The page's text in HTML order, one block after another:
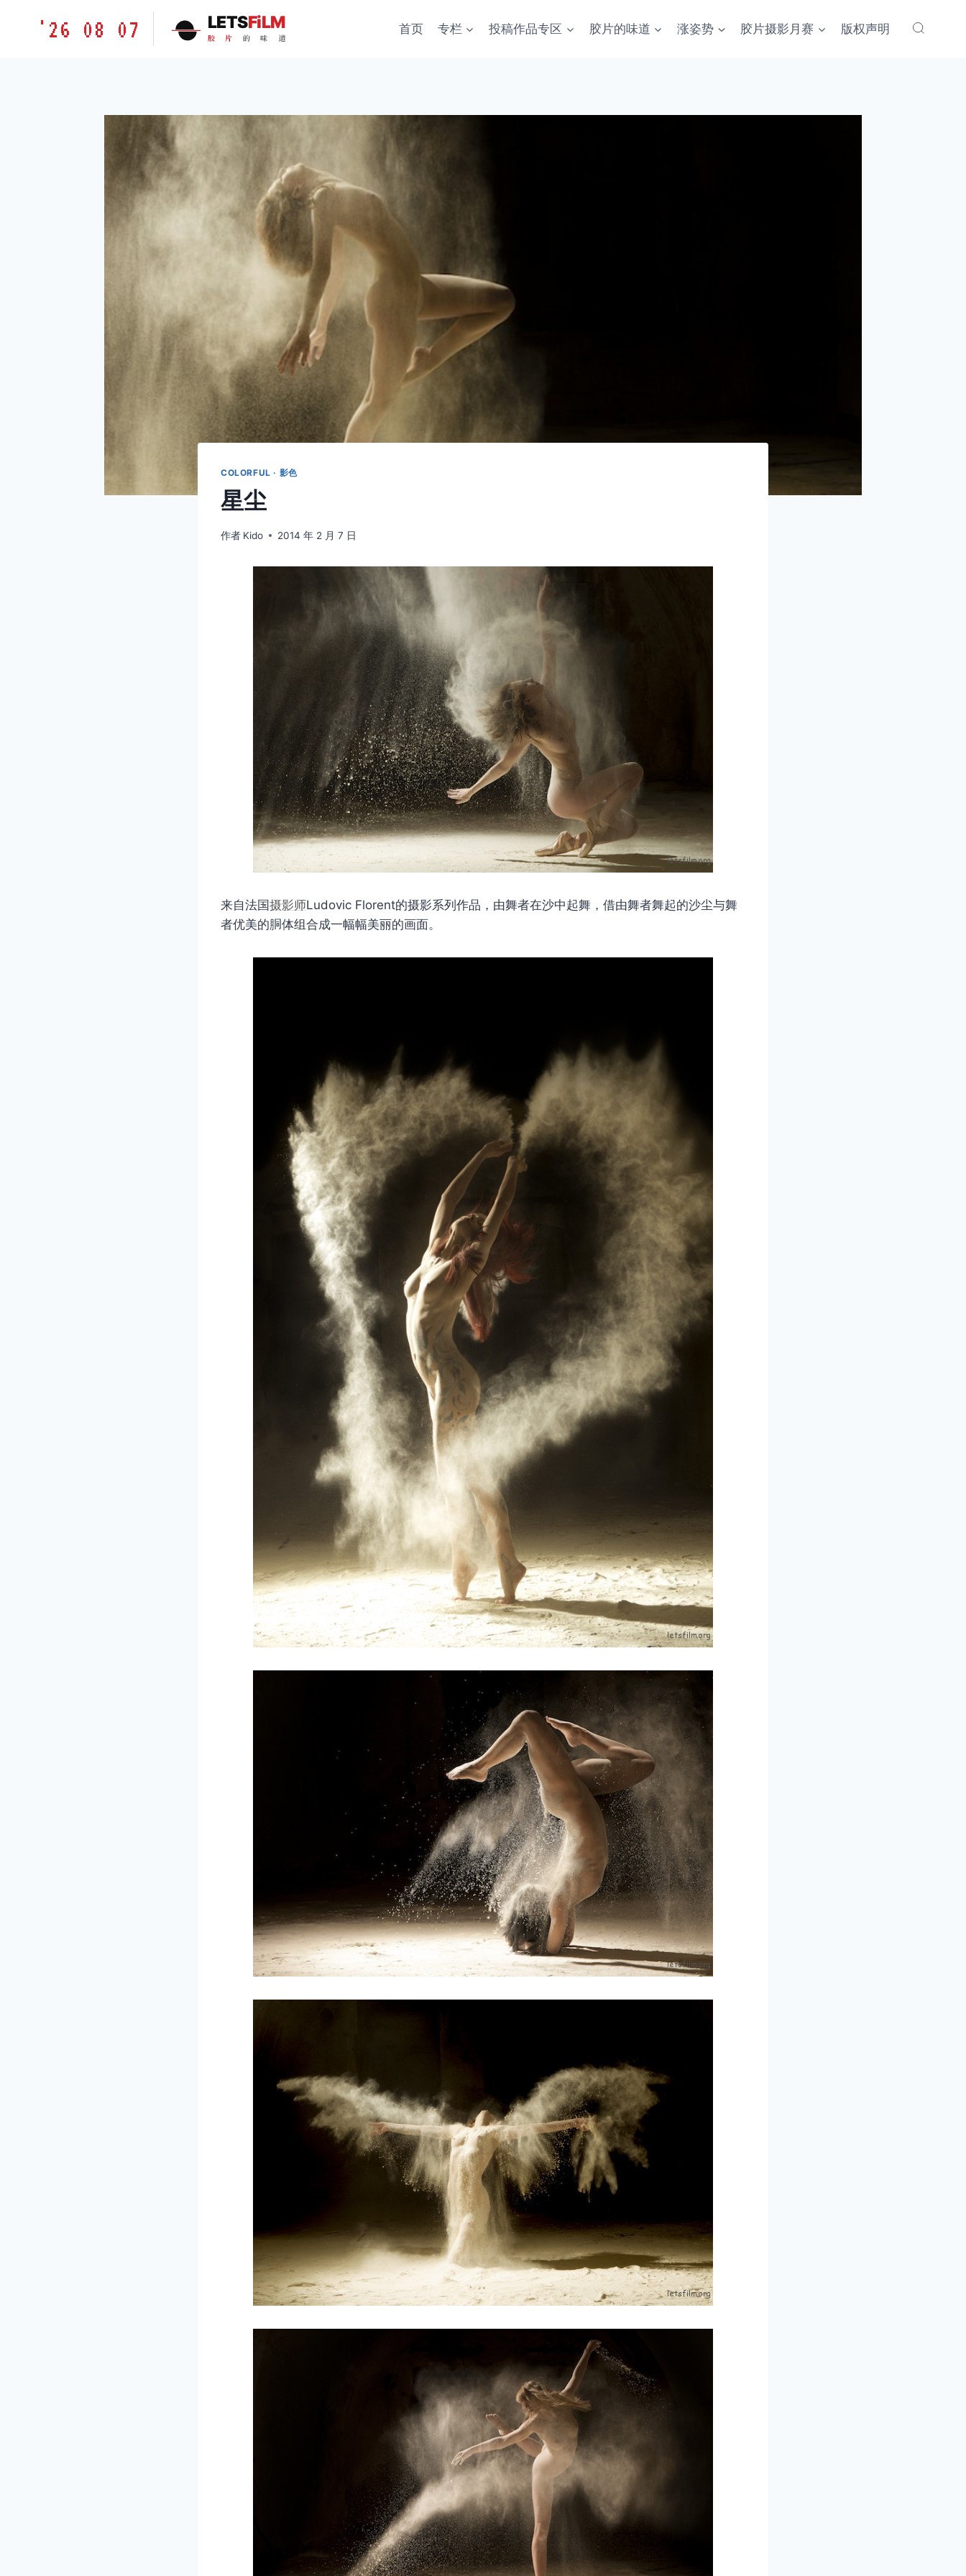
胶'26 08 07 LETSFiLM
胶 片 的 味 道
首页 专栏 投稿作品专区 胶片的味道 涨姿势 胶片摄影月赛 版权声明
COLORFUL · 影色
星尘
作者 Kido 2014 年 2 月 7 日
来自法国摄影师Ludovic Florent的摄影系列作品，由舞者在沙中起舞，借由舞者舞起的沙尘与舞
者优美的胴体组合成一幅幅美丽的画面。